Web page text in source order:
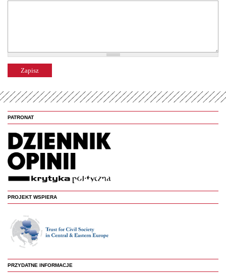
PATRONAT
PROJEKT WSPIERA
PRZYDATNE INFORMACJE